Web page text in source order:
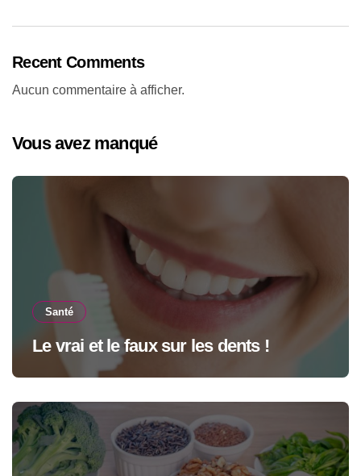
Recent Comments
Aucun commentaire à afficher.
Vous avez manqué
Santé
Le vrai et le faux sur les dents !